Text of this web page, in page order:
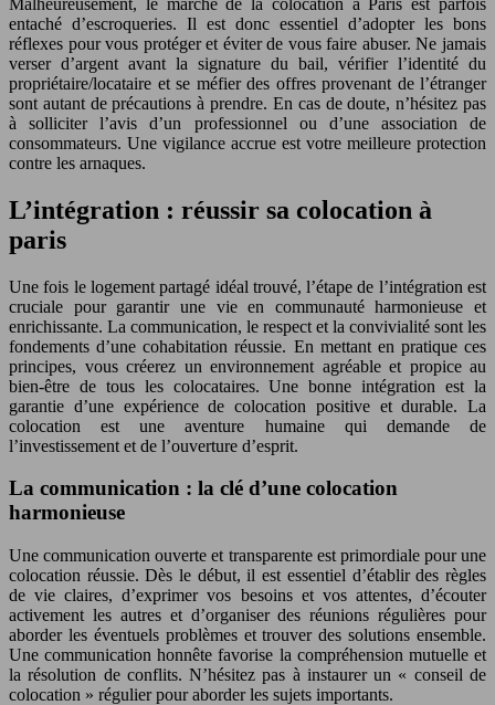
entaché d’escroqueries. Il est donc essentiel d’adopter les bons
réflexes pour vous protéger et éviter de vous faire abuser. Ne jamais
verser d’argent avant la signature du bail, vérifier l’identité du
propriétaire/locataire et se méfier des offres provenant de l’étranger
sont autant de précautions à prendre. En cas de doute, n’hésitez pas
à solliciter l’avis d’un professionnel ou d’une association de
consommateurs. Une vigilance accrue est votre meilleure protection
contre les arnaques.
L’intégration : réussir sa colocation à
paris
Une fois le logement partagé idéal trouvé, l’étape de l’intégration est
cruciale pour garantir une vie en communauté harmonieuse et
enrichissante. La communication, le respect et la convivialité sont les
fondements d’une cohabitation réussie. En mettant en pratique ces
principes, vous créerez un environnement agréable et propice au
bien-être de tous les colocataires. Une bonne intégration est la
garantie d’une expérience de colocation positive et durable. La
colocation est une aventure humaine qui demande de
l’investissement et de l’ouverture d’esprit.
La communication : la clé d’une colocation
harmonieuse
Une communication ouverte et transparente est primordiale pour une
colocation réussie. Dès le début, il est essentiel d’établir des règles
de vie claires, d’exprimer vos besoins et vos attentes, d’écouter
activement les autres et d’organiser des réunions régulières pour
aborder les éventuels problèmes et trouver des solutions ensemble.
Une communication honnête favorise la compréhension mutuelle et
la résolution de conflits. N’hésitez pas à instaurer un « conseil de
colocation » régulier pour aborder les sujets importants.